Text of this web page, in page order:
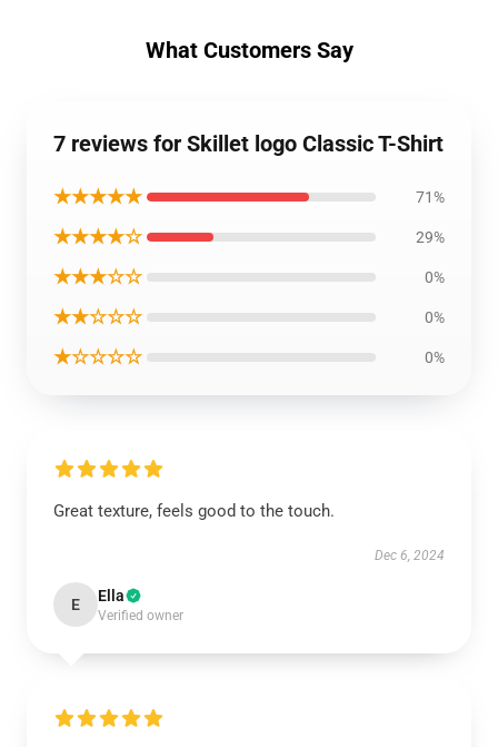
What Customers Say
7 reviews for Skillet logo Classic T-Shirt
★★★★★ 71%
★★★★☆ 29%
★★★☆☆ 0%
★★☆☆☆ 0%
★☆☆☆☆ 0%
Great texture, feels good to the touch.
Dec 6, 2024
E Ella
Verified owner